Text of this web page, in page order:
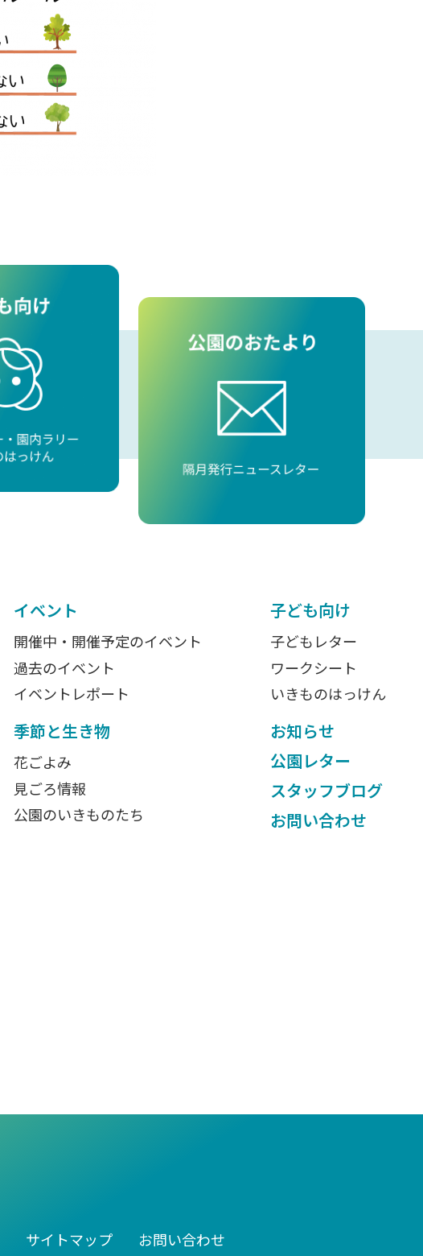
イベント
開催中・開催予定のイベント
過去のイベント
イベントレポート
季節と生き物
花ごよみ
見ごろ情報
公園のいきものたち
子ども向け
子どもレター
ワークシート
いきものはっけん
お知らせ
公園レター
スタッフブログ
お問い合わせ
サイトマップ お問い合わせ